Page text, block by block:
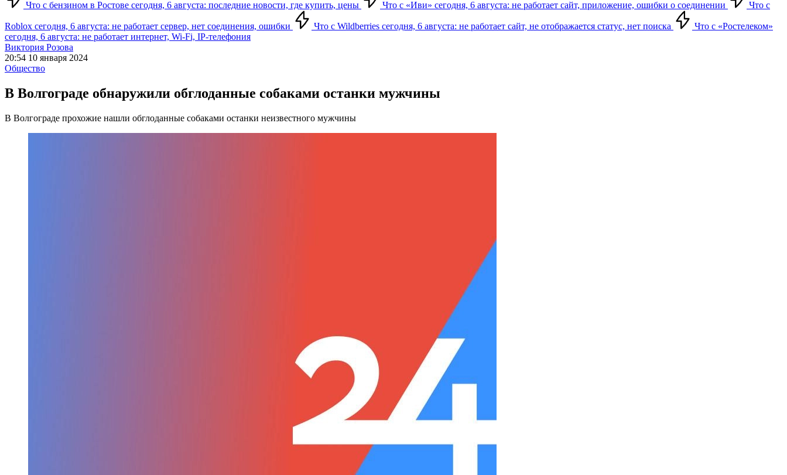
Что с бензином в Ростове сегодня, 6 августа: последние новости, где купить, цены Что с «Иви» сегодня, 6 августа: не работает сайт, приложение, ошибки о соединении Что с
Roblox сегодня, 6 августа: не работает сервер, нет соединения, ошибки Что с Wildberries сегодня, 6 августа: не работает сайт, не отображается статус, нет поиска
Что с «Ростелеком»
сегодня, 6 августа: не работает интернет, Wi-Fi, IP-телефония
Виктория Розова
20:54 10 января 2024
Общество
В Волгограде обнаружили обглоданные собаками останки мужчины
В Волгограде прохожие нашли обглоданные собаками останки неизвестного мужчины